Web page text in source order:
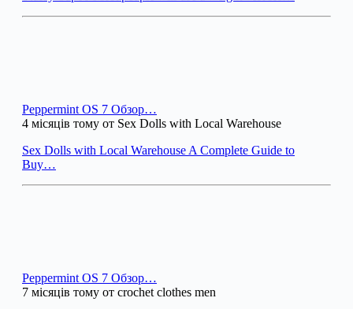
Peppermint OS 7 Обзор…
4 місяців тому от Sex Dolls with Local Warehouse
Sex Dolls with Local Warehouse A Complete Guide to
Buy…
Peppermint OS 7 Обзор…
7 місяців тому от crochet clothes men